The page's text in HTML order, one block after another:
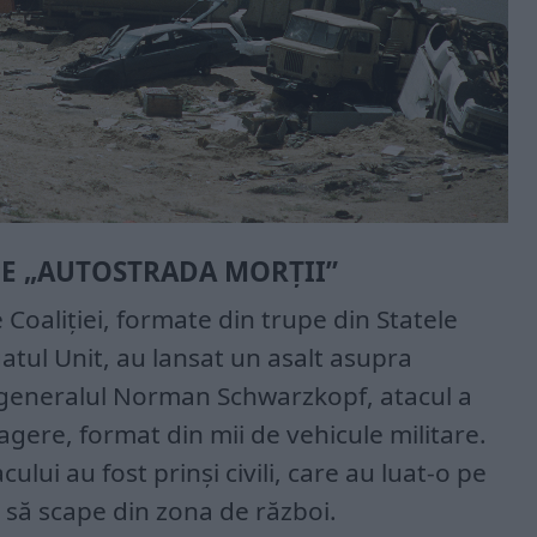
„AUTOSTRADA MORȚII”
formate din trupe din Statele
Unit, au lansat un asalt asupra
Norman Schwarzkopf, atacul a
format din mii de vehicule militare.
au fost prinși civili, care au luat-o pe
scape din zona de război.